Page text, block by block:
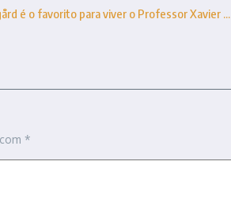
é o favorito para viver o Professor Xavier ...
*